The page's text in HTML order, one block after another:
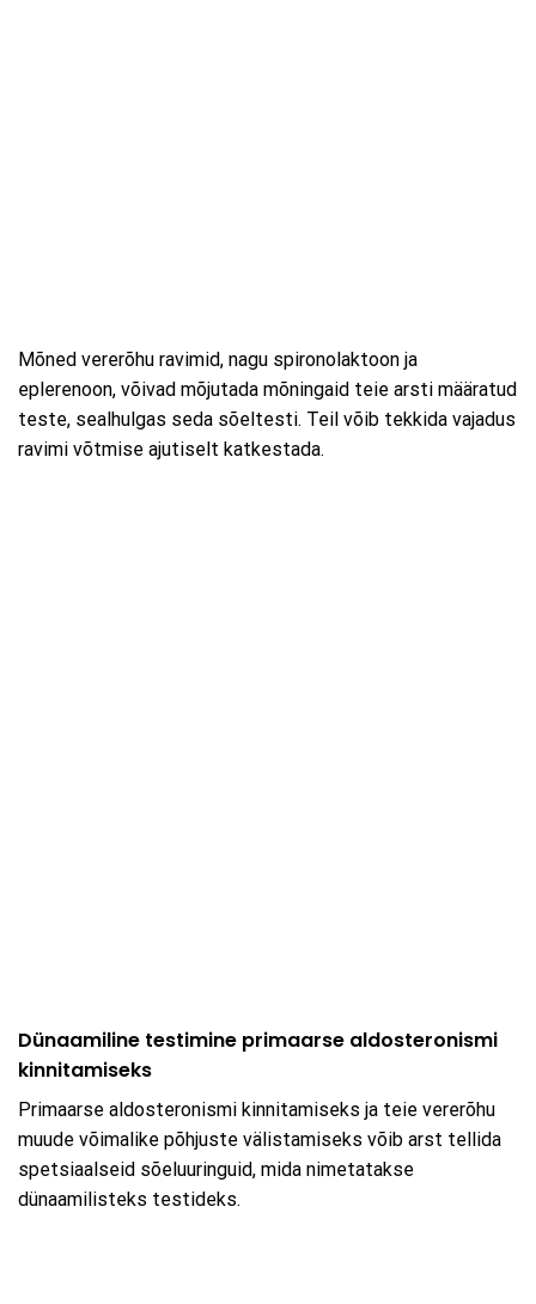
Mõned vererõhu ravimid, nagu spironolaktoon ja
eplerenoon, võivad mõjutada mõningaid teie arsti määratud
teste, sealhulgas seda sõeltesti. Teil võib tekkida vajadus
ravimi võtmise ajutiselt katkestada.
Dünaamiline testimine primaarse aldosteronismi
kinnitamiseks
Primaarse aldosteronismi kinnitamiseks ja teie vererõhu
muude võimalike põhjuste välistamiseks võib arst tellida
spetsiaalseid sõeluuringuid, mida nimetatakse
dünaamilisteks testideks.